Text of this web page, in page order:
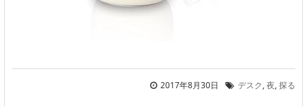
2017年8月30日 デスク,夜,探る